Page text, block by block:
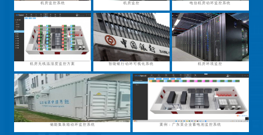
机房监控系统 机房监控 电信机房动环监控系统
机房无线温湿度监控方案 智能银行动环可视化系统 机房环境监控
储能集装箱动环监控系统 案例：广东某企业蓄电池监控系统